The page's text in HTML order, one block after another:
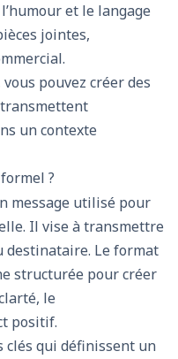
et le langage
jointes,
pouvez créer des
un contexte
?
message utilisé pour
Il vise à transmettre
destinataire. Le format
structurée pour créer
le
positif.
clés qui définissent un